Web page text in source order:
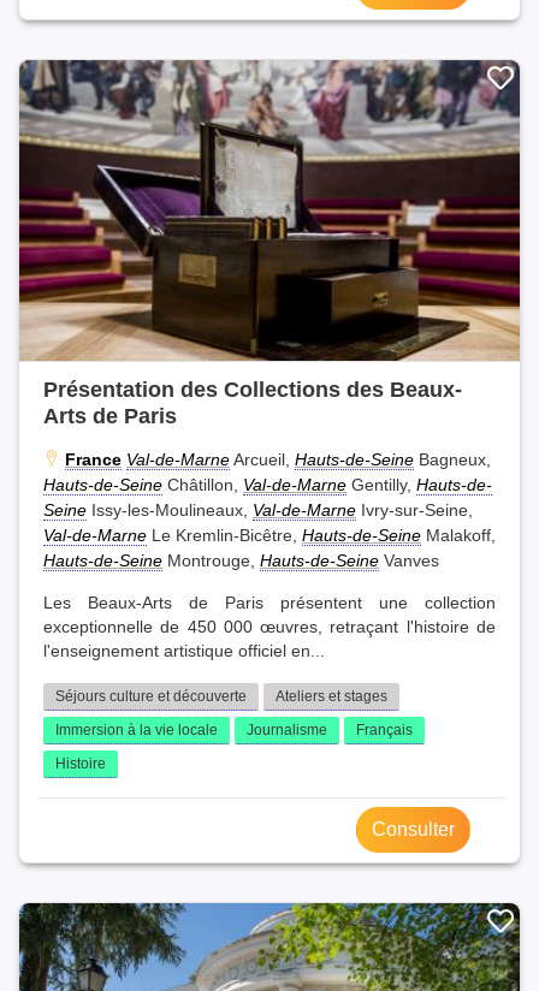
Présentation des Collections des Beaux-
Arts de Paris
France Val-de-MarneArcueil, Hauts-de-Seine Bagneux,
Hauts-de-Seine Châtillon, Val-de-Marne Gentilly, Hauts-de-
Seine Issy-les-Moulineaux, Val-de-Marne Ivry-sur-Seine,
Val-de-Marne Le Kremlin-Bicêtre, Hauts-de-Seine Malakoff,
Hauts-de-Seine Montrouge, Hauts-de-Seine Vanves
Les Beaux-Arts de Paris présentent une collection
exceptionnelle de 450 000 œuvres, retraçant l'histoire de
l'enseignement artistique officiel en...
Séjours culture et découverte
Ateliers et stages
Immersion à la vie locale
Journalisme
Français
Histoire
Consulter